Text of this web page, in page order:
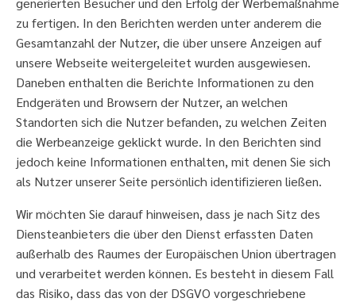
zu fertigen. In den Berichten werden unter anderem die
Gesamtanzahl der Nutzer, die über unsere Anzeigen auf
unsere Webseite weitergeleitet wurden ausgewiesen.
Daneben enthalten die Berichte Informationen zu den
Endgeräten und Browsern der Nutzer, an welchen
Standorten sich die Nutzer befanden, zu welchen Zeiten
die Werbeanzeige geklickt wurde. In den Berichten sind
jedoch keine Informationen enthalten, mit denen Sie sich
als Nutzer unserer Seite persönlich identifizieren ließen.
Wir möchten Sie darauf hinweisen, dass je nach Sitz des
Diensteanbieters die über den Dienst erfassten Daten
außerhalb des Raumes der Europäischen Union übertragen
und verarbeitet werden können. Es besteht in diesem Fall
das Risiko, dass das von der DSGVO vorgeschriebene